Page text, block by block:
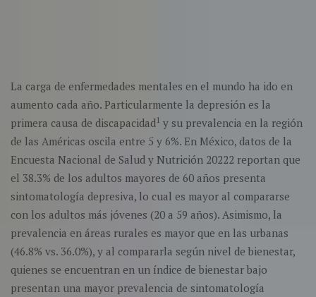
La carga de enfermedades mentales en el mundo ha ido en
aumento cada año. Particularmente la depresión es la
primera causa de discapacidad1 y su prevalencia en la región
de las Américas oscila entre 5 y 6%. En México, datos de la
Encuesta Nacional de Salud y Nutrición 20222 reportan que
el 38.3% de los adultos mayores de 60 años presenta
sintomatología depresiva, lo cual es mayor al compararse
con los adultos más jóvenes (20 a 59 años). Asimismo, la
prevalencia en áreas rurales es mayor que en las urbanas
(46.8% vs. 36.0%), y al compararla según nivel de bienestar,
quienes se encuentran en un índice de bienestar bajo
presentan una mayor prevalencia de sintomatología